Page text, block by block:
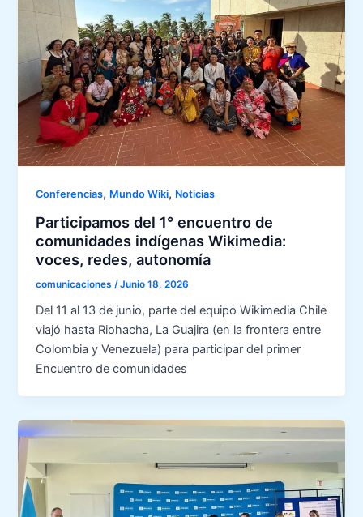
Conferencias, Mundo Wiki, Noticias
Participamos del 1° encuentro de
comunidades indígenas Wikimedia:
voces, redes, autonomía
comunicaciones /Junio 18, 2026
Del 11 al 13 de junio, parte del equipo Wikimedia Chile
viajó hasta Riohacha, La Guajira (en la frontera entre
Colombia y Venezuela) para participar del primer
Encuentro de comunidades